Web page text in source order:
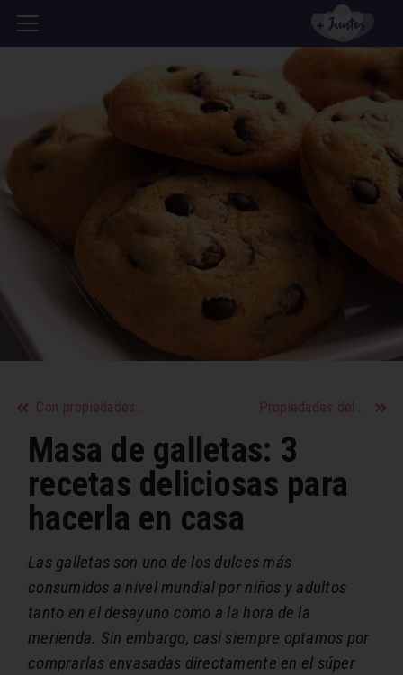
Con propiedades terapéuticas y nutricionales la miel es el único alimento que no se daña Propiedades del mango: una fruta tropical con muchos beneficios
Masa de galletas: 3
recetas deliciosas para
hacerla en casa
Las galletas son uno de los dulces más
consumidos a nivel mundial por niños y adultos
tanto en el desayuno como a la hora de la
merienda. Sin embargo, casi siempre optamos por
comprarlas envasadas directamente en el súper